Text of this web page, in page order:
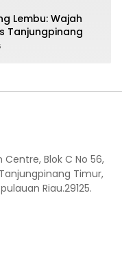
Lembu: Wajah
Tanjungpinang
Centre, Blok C No 56,
Timur,
Riau.29125.